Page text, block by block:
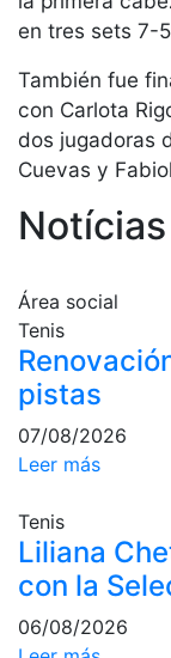
Servicios
Instalaciones
Preguntas
Frecuentes
(FAQs)
Trabaja con
nosotros
Tenis
Escuela de
tenis
Palmarés
equipos
Jugadores
Campeonato
en tres sets 7-
También fue
con Carlota
dos jugadoras
Cuevas y
Área social
Tenis
pistas
07/08/2026
Leer más
Tenis
Liliana
con la
06/08/2026